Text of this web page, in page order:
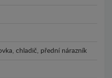
chladič, přední nárazník